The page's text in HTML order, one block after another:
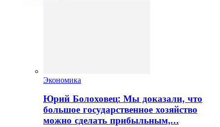
Экономика
Юрий Болоховец: Мы доказали, что
большое государственное хозяйство
можно сделать прибыльным,…